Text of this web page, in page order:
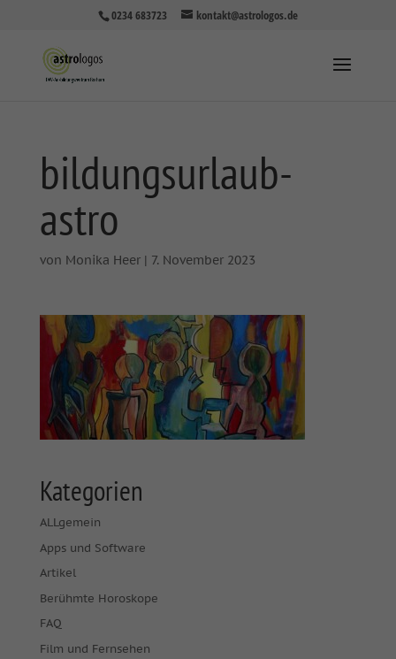
0234 683723 kontakt@astrologos.de
bildungsurlaub-
astro
von Monika Heer| 7. November 2023
Kategorien
ALLgemein
Apps und Software
Artikel
Berühmte Horoskope
FAQ
Film und Fernsehen